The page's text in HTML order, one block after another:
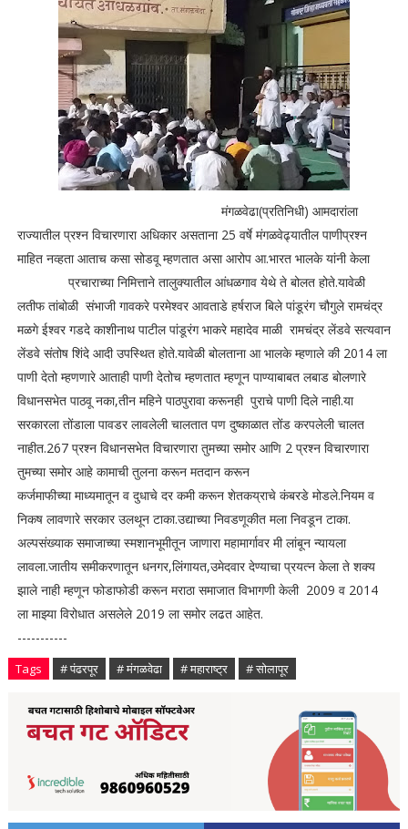
मंगळवेढा(प्रतिनिधी) आमदारांला
राज्यातील प्रश्न विचारणारा अधिकार असताना 25 वर्षे मंगळवेढ्यातील पाणीप्रश्न
माहित नव्हता आताच कसा सोडवू म्हणतात असा आरोप आ.भारत भालके यांनी केला
प्रचाराच्या निमित्ताने तालुक्यातील आंधळगाव येथे ते बोलत होते.यावेळी
लतीफ तांबोळी संभाजी गावकरे परमेश्वर आवताडे हर्षराज बिले पांडूरंग चौगुले रामचंद्र
मळगे ईश्वर गडदे काशीनाथ पाटील पांडूरंग भाकरे महादेव माळी रामचंद्र लेंडवे सत्यवान
लेंडवे संतोष शिंदे आदी उपस्थित होते.यावेळी बोलताना आ भालके म्हणाले की 2014 ला
पाणी देतो म्हणणारे आताही पाणी देतोच म्हणतात म्हणून पाण्याबाबत लबाड बोलणारे
विधानसभेत पाठवू नका,तीन महिने पाठपुरावा करूनही पुराचे पाणी दिले नाही.या
सरकारला तोंडाला पावडर लावलेली चालतात पण दुष्काळात तोंड करपलेली चालत
नाहीत.267 प्रश्न विधानसभेत विचारणारा तुमच्या समोर आणि 2 प्रश्न विचारणारा
तुमच्या समोर आहे कामाची तुलना करून मतदान करून
कर्जमाफीच्या माध्यमातून व दुधाचे दर कमी करून शेतकय्राचे कंबरडे मोडले.नियम व
निकष लावणारे सरकार उलथून टाका.उद्याच्या निवडणूकीत मला निवडून टाका.
अल्पसंख्याक समाजाच्या स्मशानभूमीतून जाणारा महामार्गावर मी लांबून न्यायला
लावला.जातीय समीकरणातून धनगर,लिंगायत,उमेदवार देण्याचा प्रयत्न केला ते शक्य
झाले नाही म्हणून फोडाफोडी करून मराठा समाजात विभागणी केली 2009 व 2014
ला माझ्या विरोधात असलेले 2019 ला समोर लढत आहेत.
-----------
Tags # पंढरपूर # मंगळवेढा # महाराष्ट्र # सोलापूर